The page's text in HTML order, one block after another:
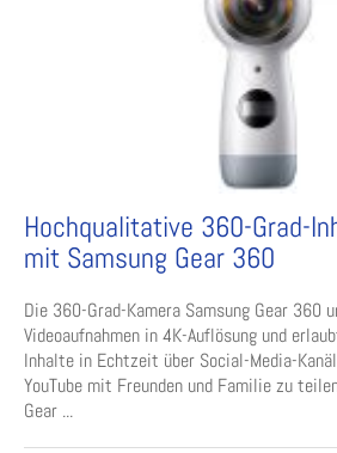
Hochqualitative 360-Grad-
mit Samsung Gear 360
Die 360-Grad-Kamera Samsung Gear 360
Videoaufnahmen in 4K-Auflösung und
Inhalte in Echtzeit über Social-Media-
YouTube mit Freunden und Familie zu
Gear ...